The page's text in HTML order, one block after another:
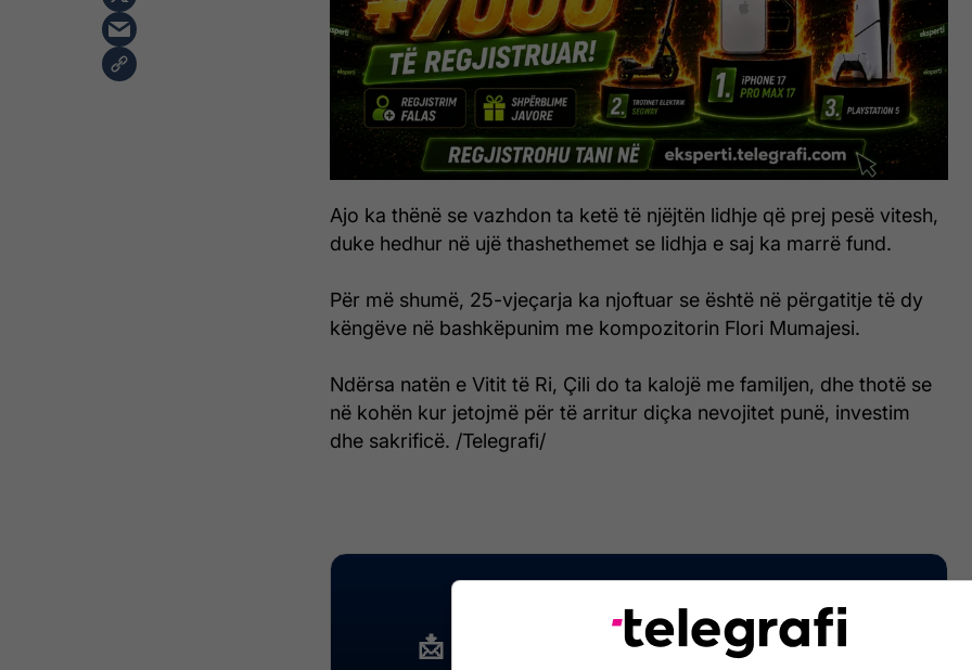
Ajo ka thënë se vazhdon ta ketë të njëjtën lidhje që prej pesë vitesh,
duke hedhur në ujë thashethemet se lidhja e saj ka marrë fund.
Për më shumë, 25-vjeçarja ka njoftuar se është në përgatitje të dy
këngëve në bashkëpunim me kompozitorin Flori Mumajesi.
Ndërsa natën e Vitit të Ri, Çili do ta kalojë me familjen, dhe thotë se
në kohën kur jetojmë për të arritur diçka nevojitet punë, investim
dhe sakrificë. /Telegrafi/